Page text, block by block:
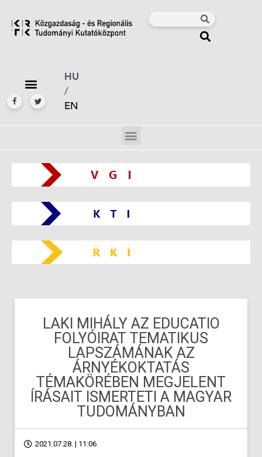
HU
/
EN
LAKI MIHÁLY AZ EDUCATIO
FOLYÓIRAT TEMATIKUS
LAPSZÁMÁNAK AZ
ÁRNYÉKOKTATÁS
TÉMAKÖRÉBEN MEGJELENT
ÍRÁSAIT ISMERTETI A MAGYAR
TUDOMÁNYBAN
2021.07.28. | 11:06